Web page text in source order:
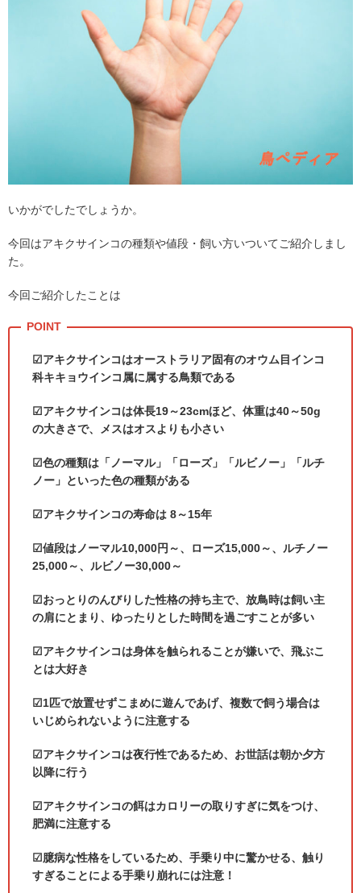
いかがでしたでしょうか。
今回はアキクサインコの種類や値段・飼い方いついてご紹介しまし
た。
今回ご紹介したことは
☑アキクサインコはオーストラリア固有のオウム目インコ
科キキョウインコ属に属する鳥類である
☑アキクサインコは体長19～23cmほど、体重は40～50g
の大きさで、メスはオスよりも小さい
☑色の種類は「ノーマル」「ローズ」「ルビノー」「ルチ
ノー」といった色の種類がある
☑アキクサインコの寿命は 8～15年
☑値段はノーマル10,000円～、ローズ15,000～、ルチノー
25,000～、ルビノー30,000～
☑おっとりのんびりした性格の持ち主で、放鳥時は飼い主
の肩にとまり、ゆったりとした時間を過ごすことが多い
☑アキクサインコは身体を触られることが嫌いで、飛ぶこ
とは大好き
☑1匹で放置せずこまめに遊んであげ、複数で飼う場合は
いじめられないように注意する
☑アキクサインコは夜行性であるため、お世話は朝か夕方
以降に行う
☑アキクサインコの餌はカロリーの取りすぎに気をつけ、
肥満に注意する
☑臆病な性格をしているため、手乗り中に驚かせる、触り
すぎることによる手乗り崩れには注意！